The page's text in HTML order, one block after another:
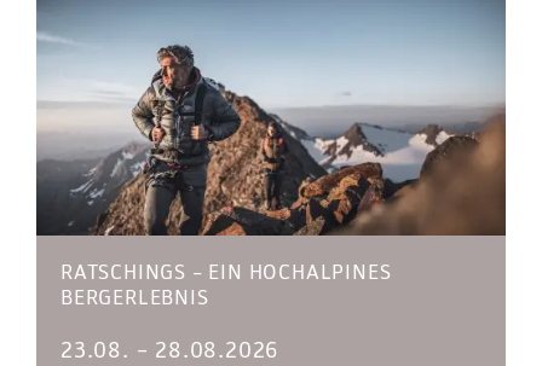
RATSCHINGS – EIN HOCHALPINES
BERGERLEBNIS
23.08. – 28.08.2026